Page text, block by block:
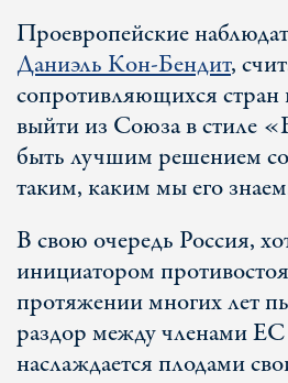
Проевропейские
Даниэль Кон-Бендит,
сопротивляющихся стран
выйти из Союза в стиле
быть лучшим решением
таким, каким мы его
В свою очередь Россия,
инициатором
протяжении многих лет
раздор между членами ЕС
наслаждается плодами